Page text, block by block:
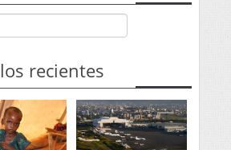
recientes